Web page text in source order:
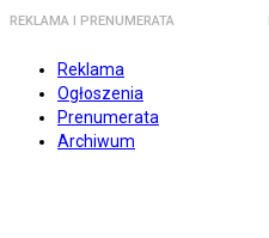
REKLAMA I PRENUMERATA
Reklama
Ogłoszenia
Prenumerata
Archiwum